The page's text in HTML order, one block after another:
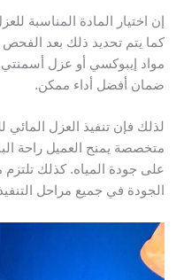
إن اختيار المادة المناسبة
كما يتم تحديد ذلك بعد
مواد إيبوكسي أو عزل
ضمان أفضل أداء ممكن.
لذلك فإن تنفيذ العزل
متخصصة يمنح العميل راحة
على جودة المياه. كذلك
الجودة في جميع مراحل